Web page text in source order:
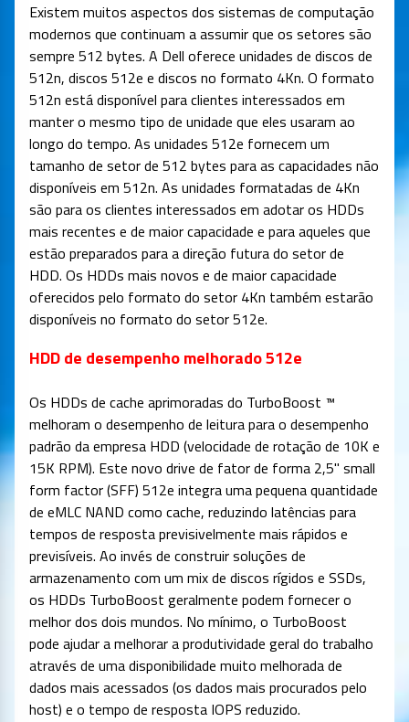
Existem muitos aspectos dos sistemas de computação
modernos que continuam a assumir que os setores são
sempre 512 bytes. A Dell oferece unidades de discos de
512n, discos 512e e discos no formato 4Kn. O formato
512n está disponível para clientes interessados ​​em
manter o mesmo tipo de unidade que eles usaram ao
longo do tempo. As unidades 512e fornecem um
tamanho de setor de 512 bytes para as capacidades não
disponíveis em 512n. As unidades formatadas de 4Kn
são para os clientes interessados ​​em adotar os HDDs
mais recentes e de maior capacidade e para aqueles que
estão preparados para a direção futura do setor de
HDD. Os HDDs mais novos e de maior capacidade
oferecidos pelo formato do setor 4Kn também estarão
disponíveis no formato do setor 512e.
HDD de desempenho melhorado 512e
Os HDDs de cache aprimoradas do TurboBoost ™
melhoram o desempenho de leitura para o desempenho
padrão da empresa HDD (velocidade de rotação de 10K e
15K RPM). Este novo drive de fator de forma 2,5" small
form factor (SFF) 512e integra uma pequena quantidade
de eMLC NAND como cache, reduzindo latências para
tempos de resposta previsivelmente mais rápidos e
previsíveis. Ao invés de construir soluções de
armazenamento com um mix de discos rígidos e SSDs,
os HDDs TurboBoost geralmente podem fornecer o
melhor dos dois mundos. No mínimo, o TurboBoost
pode ajudar a melhorar a produtividade geral do trabalho
através de uma disponibilidade muito melhorada de
dados mais acessados (os dados mais procurados pelo
host) e o tempo de resposta IOPS reduzido.